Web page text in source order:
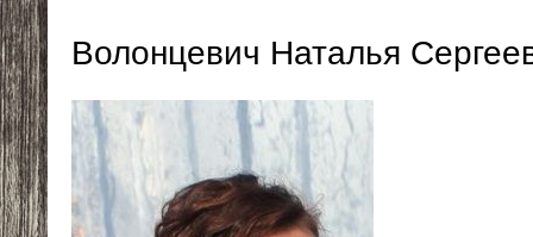
Волонцевич Наталья